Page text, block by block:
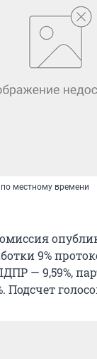
местному времени
9%
— 9,59%,
Подсчет